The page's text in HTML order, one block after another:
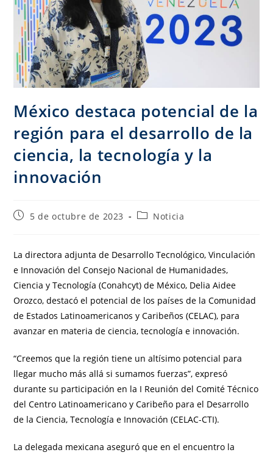
México destaca potencial de la
región para el desarrollo de la
ciencia, la tecnología y la
innovación
5 de octubre de 2023 Noticia
La directora adjunta de Desarrollo Tecnológico, Vinculación
e Innovación del Consejo Nacional de Humanidades,
Ciencia y Tecnología (Conahcyt) de México, Delia Aidee
Orozco, destacó el potencial de los países de la Comunidad
de Estados Latinoamericanos y Caribeños (CELAC), para
avanzar en materia de ciencia, tecnología e innovación.
“Creemos que la región tiene un altísimo potencial para
llegar mucho más allá si sumamos fuerzas”, expresó
durante su participación en la I Reunión del Comité Técnico
del Centro Latinoamericano y Caribeño para el Desarrollo
de la Ciencia, Tecnología e Innovación (CELAC-CTI).
La delegada mexicana aseguró que en el encuentro la